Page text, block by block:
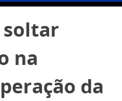
soltar
na
da